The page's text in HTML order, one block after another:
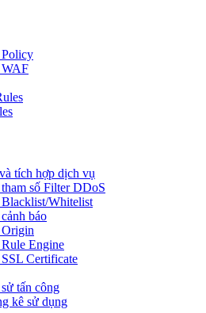
tích hợp dịch vụ
số Filter DDoS
Whitelist
báo
Engine
Certificate
tấn công
kê sử dụng